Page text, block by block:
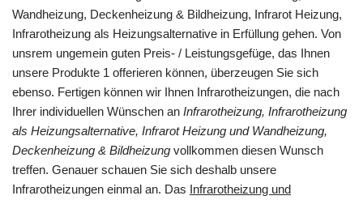
Wandheizung, Deckenheizung & Bildheizung, Infrarot Heizung,
Infrarotheizung als Heizungsalternative in Erfüllung gehen. Von
unsrem ungemein guten Preis- / Leistungsgefüge, das Ihnen
unsere Produkte 1 offerieren können, überzeugen Sie sich
ebenso. Fertigen können wir Ihnen Infrarotheizungen, die nach
Ihrer individuellen Wünschen an Infrarotheizung, Infrarotheizung
als Heizungsalternative, Infrarot Heizung und Wandheizung,
Deckenheizung & Bildheizung vollkommen diesen Wunsch
treffen. Genauer schauen Sie sich deshalb unsere
Infrarotheizungen einmal an. Das Infrarotheizung und